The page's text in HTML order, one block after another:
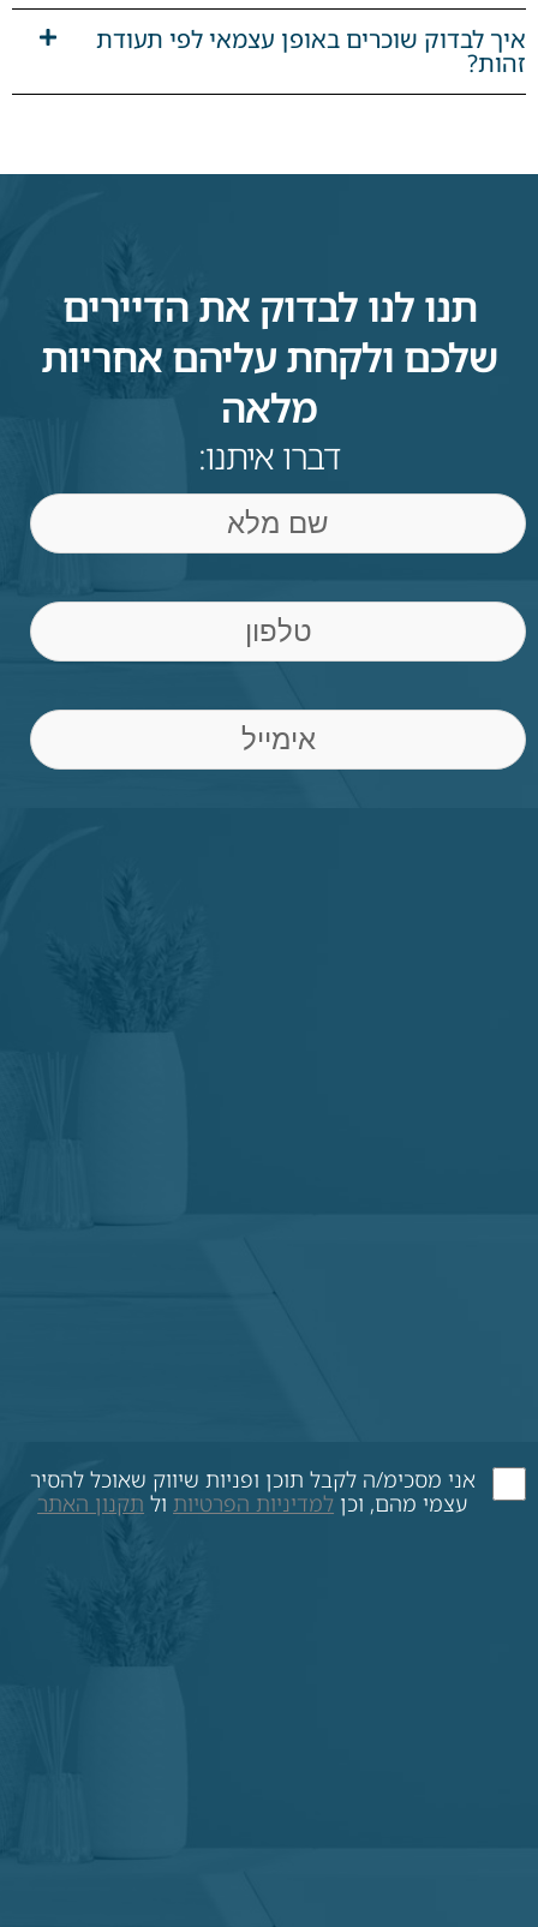
איך לבדוק שוכרים באופן עצמאי לפי תעודת
זהות?
תנו לנו לבדוק את הדיירים
שלכם ולקחת עליהם אחריות
מלאה
דברו איתנו:
שם
Phone
Email
אני מסכימ/ה לקבל תוכן ופניות שיווק שאוכל להסיר
עצמי מהם, וכן למדיניות הפרטיותול תקנון האתר